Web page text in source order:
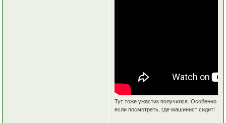
Тут тоже ужастик получился. Особенно
если посмотреть, где машинист сидит!